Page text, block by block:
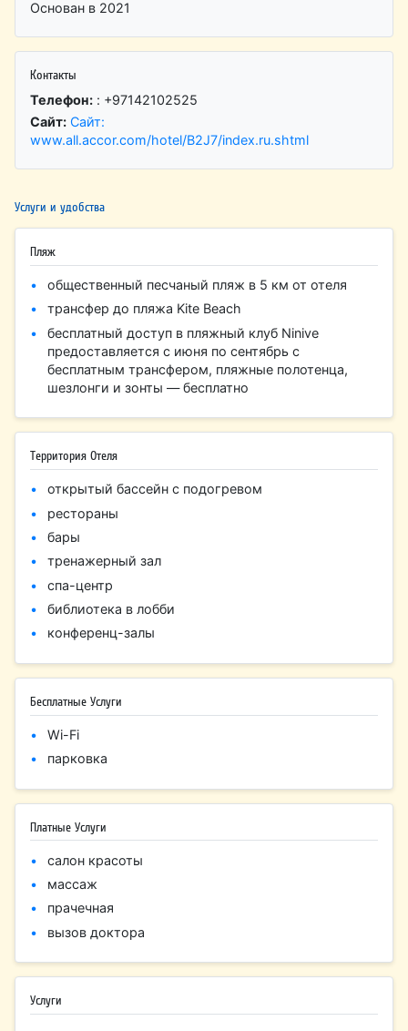
Основан в 2021
Контакты
Телефон: : +97142102525
Сайт: Сайт:
www.all.accor.com/hotel/B2J7/index.ru.shtml
Услуги и удобства
Пляж
общественный песчаный пляж в 5 км от отеля
трансфер до пляжа Kite Beach
бесплатный доступ в пляжный клуб Ninive
предоставляется с июня по сентябрь с
бесплатным трансфером, пляжные полотенца,
шезлонги и зонты — бесплатно
Территория Отеля
открытый бассейн с подогревом
рестораны
бары
тренажерный зал
спа-центр
библиотека в лобби
конференц-залы
Бесплатные Услуги
Wi-Fi
парковка
Платные Услуги
салон красоты
массаж
прачечная
вызов доктора
Услуги